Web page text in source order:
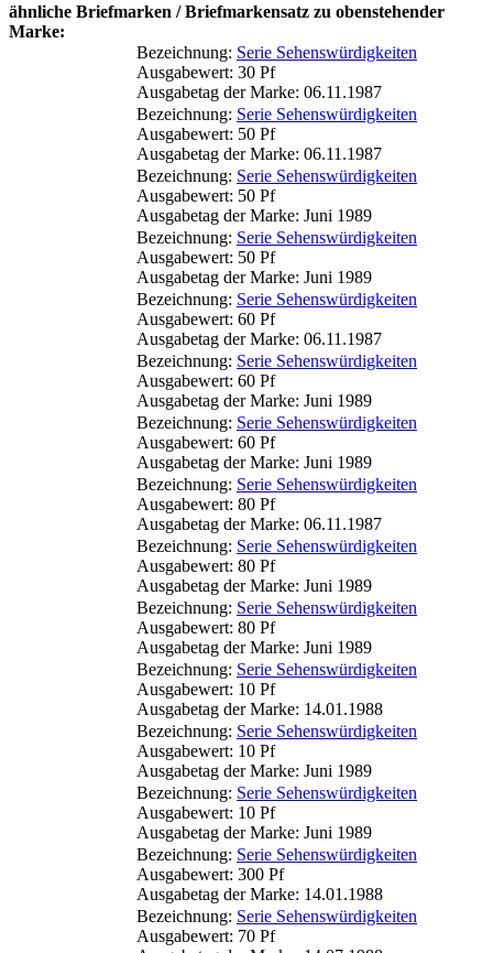
ähnliche Briefmarken / Briefmarkensatz zu obenstehender
Marke:
Bezeichnung: Serie Sehenswürdigkeiten
Ausgabewert: 30 Pf
Ausgabetag der Marke: 06.11.1987
Bezeichnung: Serie Sehenswürdigkeiten
Ausgabewert: 50 Pf
Ausgabetag der Marke: 06.11.1987
Bezeichnung: Serie Sehenswürdigkeiten
Ausgabewert: 50 Pf
Ausgabetag der Marke: Juni 1989
Bezeichnung: Serie Sehenswürdigkeiten
Ausgabewert: 50 Pf
Ausgabetag der Marke: Juni 1989
Bezeichnung: Serie Sehenswürdigkeiten
Ausgabewert: 60 Pf
Ausgabetag der Marke: 06.11.1987
Bezeichnung: Serie Sehenswürdigkeiten
Ausgabewert: 60 Pf
Ausgabetag der Marke: Juni 1989
Bezeichnung: Serie Sehenswürdigkeiten
Ausgabewert: 60 Pf
Ausgabetag der Marke: Juni 1989
Bezeichnung: Serie Sehenswürdigkeiten
Ausgabewert: 80 Pf
Ausgabetag der Marke: 06.11.1987
Bezeichnung: Serie Sehenswürdigkeiten
Ausgabewert: 80 Pf
Ausgabetag der Marke: Juni 1989
Bezeichnung: Serie Sehenswürdigkeiten
Ausgabewert: 80 Pf
Ausgabetag der Marke: Juni 1989
Bezeichnung: Serie Sehenswürdigkeiten
Ausgabewert: 10 Pf
Ausgabetag der Marke: 14.01.1988
Bezeichnung: Serie Sehenswürdigkeiten
Ausgabewert: 10 Pf
Ausgabetag der Marke: Juni 1989
Bezeichnung: Serie Sehenswürdigkeiten
Ausgabewert: 10 Pf
Ausgabetag der Marke: Juni 1989
Bezeichnung: Serie Sehenswürdigkeiten
Ausgabewert: 300 Pf
Ausgabetag der Marke: 14.01.1988
Bezeichnung: Serie Sehenswürdigkeiten
Ausgabewert: 70 Pf